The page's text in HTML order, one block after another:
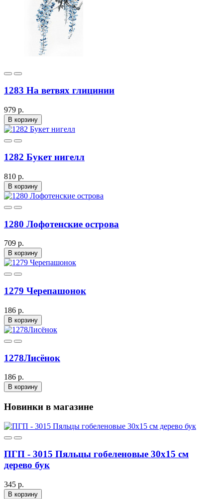
1283 На ветвях глицинии
979 р.
В корзину
1282 Букет нигелл
810 р.
В корзину
1280 Лофотенские острова
709 р.
В корзину
1279 Черепашонок
186 р.
В корзину
1278Лисёнок
186 р.
В корзину
Новинки в магазине
ПГП - 3015 Пяльцы гобеленовые 30х15 см
дерево бук
345 р.
В корзину